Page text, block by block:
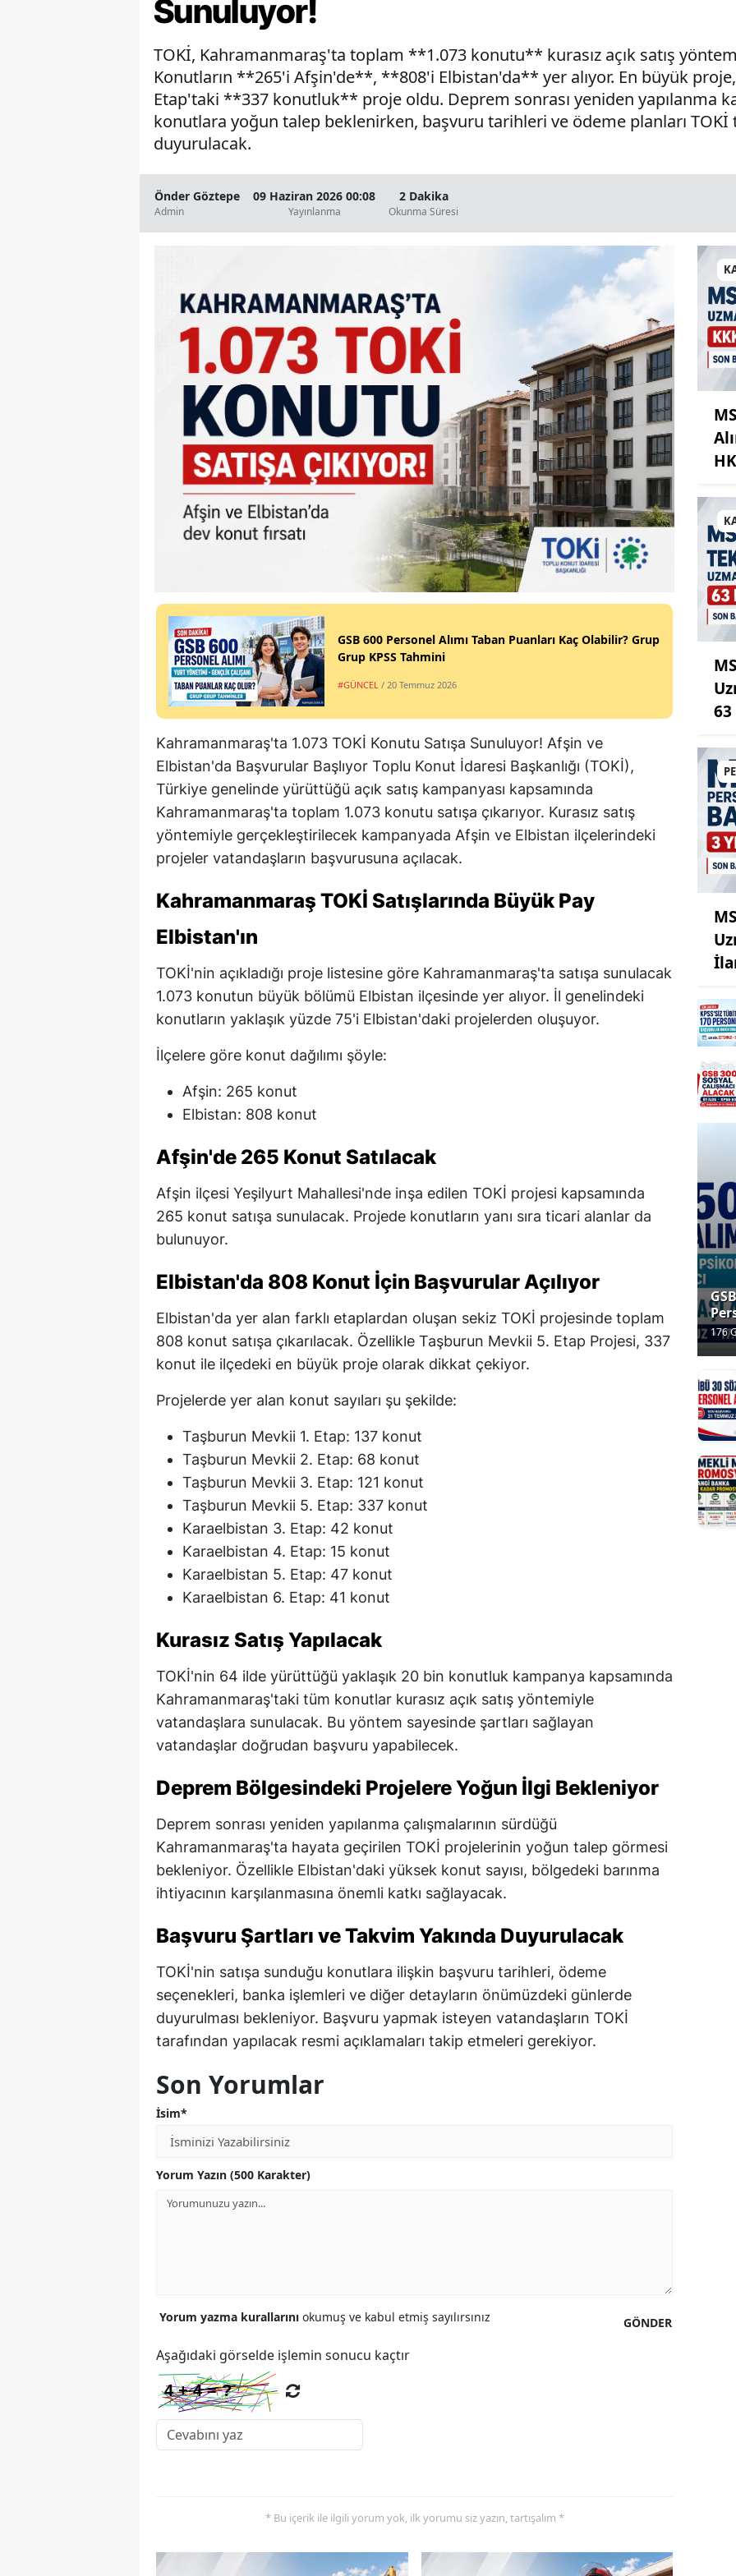
Sunuluyor!
TOKİ, Kahramanmaraş'ta toplam **1.073 konutu** kurasız açık satış
Konutların **265'i Afşin'de**, **808'i Elbistan'da** yer alıyor. En büyük
Etap'taki **337 konutluk** proje oldu. Deprem sonrası yeniden yapılanma
konutlara yoğun talep beklenirken, başvuru tarihleri ve ödeme planları TOKİ
duyurulacak.
Önder Göztepe
Admin
09 Haziran 2026 00:08
Yayınlanma
2 Dakika
Okunma Süresi
GSB 600 Personel Alımı Taban Puanları Kaç Olabilir? Grup
Grup KPSS Tahmini
#GÜNCEL / 20 Temmuz 2026
Kahramanmaraş'ta 1.073 TOKİ Konutu Satışa Sunuluyor! Afşin ve
Elbistan'da Başvurular Başlıyor Toplu Konut İdaresi Başkanlığı (TOKİ),
Türkiye genelinde yürüttüğü açık satış kampanyası kapsamında
Kahramanmaraş'ta toplam 1.073 konutu satışa çıkarıyor. Kurasız satış
yöntemiyle gerçekleştirilecek kampanyada Afşin ve Elbistan ilçelerindeki
projeler vatandaşların başvurusuna açılacak.
Kahramanmaraş TOKİ Satışlarında Büyük Pay
Elbistan'ın
TOKİ'nin açıkladığı proje listesine göre Kahramanmaraş'ta satışa sunulacak
1.073 konutun büyük bölümü Elbistan ilçesinde yer alıyor. İl genelindeki
konutların yaklaşık yüzde 75'i Elbistan'daki projelerden oluşuyor.
İlçelere göre konut dağılımı şöyle:
Afşin: 265 konut
Elbistan: 808 konut
Afşin'de 265 Konut Satılacak
Afşin ilçesi Yeşilyurt Mahallesi'nde inşa edilen TOKİ projesi kapsamında
265 konut satışa sunulacak. Projede konutların yanı sıra ticari alanlar da
bulunuyor.
Elbistan'da 808 Konut İçin Başvurular Açılıyor
Elbistan'da yer alan farklı etaplardan oluşan sekiz TOKİ projesinde toplam
808 konut satışa çıkarılacak. Özellikle Taşburun Mevkii 5. Etap Projesi, 337
konut ile ilçedeki en büyük proje olarak dikkat çekiyor.
Projelerde yer alan konut sayıları şu şekilde:
Taşburun Mevkii 1. Etap: 137 konut
Taşburun Mevkii 2. Etap: 68 konut
Taşburun Mevkii 3. Etap: 121 konut
Taşburun Mevkii 5. Etap: 337 konut
Karaelbistan 3. Etap: 42 konut
Karaelbistan 4. Etap: 15 konut
Karaelbistan 5. Etap: 47 konut
Karaelbistan 6. Etap: 41 konut
Kurasız Satış Yapılacak
TOKİ'nin 64 ilde yürüttüğü yaklaşık 20 bin konutluk kampanya kapsamında
Kahramanmaraş'taki tüm konutlar kurasız açık satış yöntemiyle
vatandaşlara sunulacak. Bu yöntem sayesinde şartları sağlayan
vatandaşlar doğrudan başvuru yapabilecek.
Deprem Bölgesindeki Projelere Yoğun İlgi Bekleniyor
Deprem sonrası yeniden yapılanma çalışmalarının sürdüğü
Kahramanmaraş'ta hayata geçirilen TOKİ projelerinin yoğun talep görmesi
bekleniyor. Özellikle Elbistan'daki yüksek konut sayısı, bölgedeki barınma
ihtiyacının karşılanmasına önemli katkı sağlayacak.
Başvuru Şartları ve Takvim Yakında Duyurulacak
TOKİ'nin satışa sunduğu konutlara ilişkin başvuru tarihleri, ödeme
seçenekleri, banka işlemleri ve diğer detayların önümüzdeki günlerde
duyurulması bekleniyor. Başvuru yapmak isteyen vatandaşların TOKİ
tarafından yapılacak resmi açıklamaları takip etmeleri gerekiyor.
Son Yorumlar
İsim*
Yorum Yazın (500 Karakter)
GÖNDER
Yorum yazma kurallarını okumuş ve kabul etmiş sayılırsınız
Aşağıdaki görselde işlemin sonucu kaçtır
* Bu içerik ile ilgili yorum yok, ilk yorumu siz yazın, tartışalım *
60
176
hafta